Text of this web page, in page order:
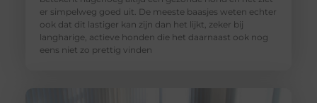
er simpelweg goed uit. De meeste baasjes weten echter
ook dat dit lastiger kan zijn dan het lijkt, zeker bij
langharige, actieve honden die het daarnaast ook nog
eens niet zo prettig vinden